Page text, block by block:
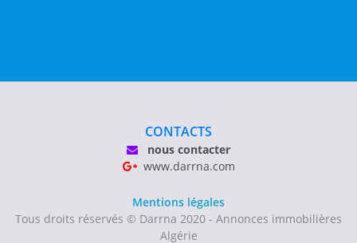
CONTACTS
nous contacter
www.darrna.com
Mentions légales
Tous droits réservés © Darrna 2020 - Annonces immobilières
Algérie